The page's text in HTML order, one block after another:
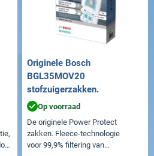
Originele Bosch
BGL35MOV20
stofzuigerzakken.
Op voorraad
De originele Power Protect
zakken. Fleece-technologie
voor 99,9% filtering van